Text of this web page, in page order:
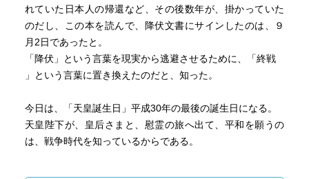
れていた日本人の帰還など、その後数年が、掛かっていた
のだし、この本を読んで、降伏文書にサインしたのは、９
月2日であったと。
「降伏」という言葉を現実から逃避させるために、「終戦
」という言葉に置き換えたのだと、知った。
今日は、「天皇誕生日」平成30年の最後の誕生日になる。
天皇陛下が、皇后さまと、慰霊の旅へ出て、平和を願うの
は、戦争時代を知っているからである。